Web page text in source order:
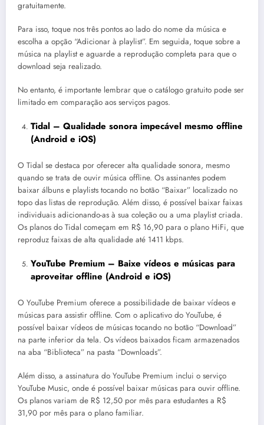
gratuitamente.
Para isso, toque nos três pontos ao lado do nome da música e
escolha a opção “Adicionar à playlist”. Em seguida, toque sobre a
música na playlist e aguarde a reprodução completa para que o
download seja realizado.
No entanto, é importante lembrar que o catálogo gratuito pode ser
limitado em comparação aos serviços pagos.
Tidal – Qualidade sonora impecável mesmo offline
(Android e iOS)
O Tidal se destaca por oferecer alta qualidade sonora, mesmo
quando se trata de ouvir música offline. Os assinantes podem
baixar álbuns e playlists tocando no botão “Baixar” localizado no
topo das listas de reprodução. Além disso, é possível baixar faixas
individuais adicionando-as à sua coleção ou a uma playlist criada.
Os planos do Tidal começam em R$ 16,90 para o plano HiFi, que
reproduz faixas de alta qualidade até 1411 kbps.
YouTube Premium – Baixe vídeos e músicas para
aproveitar offline (Android e iOS)
O YouTube Premium oferece a possibilidade de baixar vídeos e
músicas para assistir offline. Com o aplicativo do YouTube, é
possível baixar vídeos de músicas tocando no botão “Download”
na parte inferior da tela. Os vídeos baixados ficam armazenados
na aba “Biblioteca” na pasta “Downloads”.
Além disso, a assinatura do YouTube Premium inclui o serviço
YouTube Music, onde é possível baixar músicas para ouvir offline.
Os planos variam de R$ 12,50 por mês para estudantes a R$
31,90 por mês para o plano familiar.